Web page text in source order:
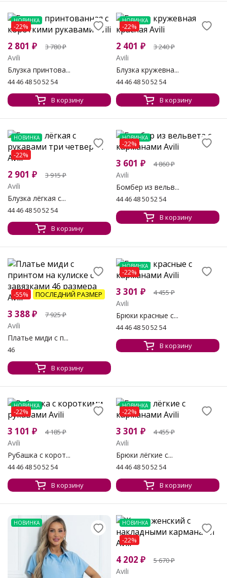
НОВИНКА
-22%
2 801 ₽ 3 780₽
Avili
Блузка принтова...
44 46 48 50 52 54
В корзину
НОВИНКА
-22%
2 401 ₽ 3 240₽
Avili
Блузка кружевна...
44 46 48 50 52 54
В корзину
НОВИНКА
-22%
2 901 ₽ 3 915₽
Avili
Блузка лёгкая с...
44 46 48 50 52 54
В корзину
НОВИНКА
-22%
3 601 ₽ 4 860₽
Avili
Бомбер из вельв...
44 46 48 50 52 54
В корзину
-55% ПОСЛЕДНИЙ РАЗМЕР
3 388₽ 7 925₽
Avili
Платье миди с п...
46
В корзину
НОВИНКА
-22%
3 301 ₽ 4 455₽
Avili
Брюки красные с...
44 46 48 50 52 54
В корзину
НОВИНКА
-22%
3 101 ₽ 4 185₽
Avili
Рубашка с корот...
44 46 48 50 52 54
В корзину
НОВИНКА
-22%
3 301 ₽ 4 455₽
Avili
Брюки лёгкие с...
44 46 48 50 52 54
В корзину
НОВИНКА НОВИНКА
-22%
4 202 ₽ 5 670₽
Avili